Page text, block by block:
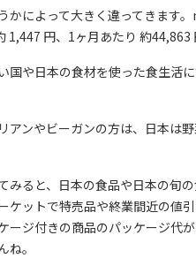
かによって大きく違ってきます
1,447 円、1ヶ月あたり 約44,863
国や日本の食材を使った食生活
アンやビーガンの方は、日本は
みると、日本の食品や日本の旬
ケットで特売品や終業間近の値
ージ付きの商品のパッケージ代
ね。